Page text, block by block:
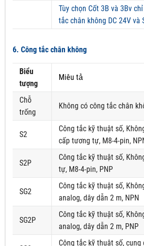
Tùy chọn Cốt 3B và 3Bv
tắc chân không DC 24V và
6. Công tắc chân không
Biểu
tượng
Miêu tả
Chỗ
trống
Không có công tắc chân
S2
Công tắc kỹ thuật số,
cấp tương tự, M8-4-pin,
S2P
Công tắc kỹ thuật số,
tự, M8-4-pin, PNP
SG2
Công tắc kỹ thuật số,
analog, dây dẫn 2 m, NPN
SG2P
Công tắc kỹ thuật số,
analog, dây dẫn 2 m, PNP
Công tắc kỹ thuật số, cung